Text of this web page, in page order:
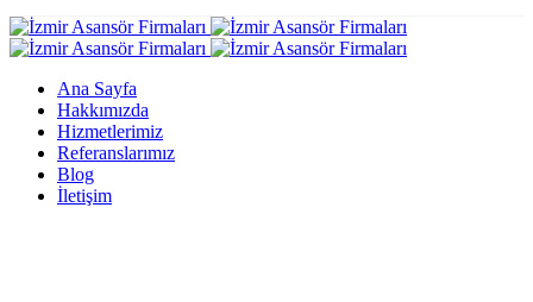
Ana Sayfa
Hakkımızda
Hizmetlerimiz
Referanslarımız
Blog
İletişim